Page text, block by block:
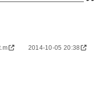
2014-10-05 20:38